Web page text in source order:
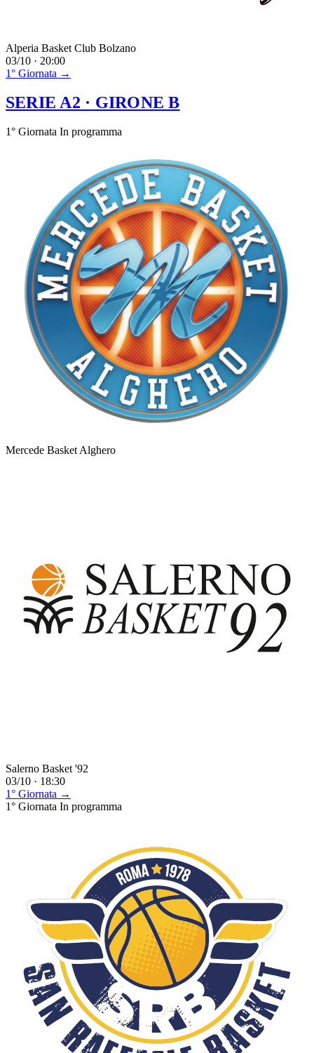
Alperia Basket Club Bolzano
03/10 · 20:00
1° Giornata →
SERIE A2 · GIRONE B
1° Giornata In programma
Mercede Basket Alghero
Salerno Basket '92
03/10 · 18:30
1° Giornata →
1° Giornata In programma